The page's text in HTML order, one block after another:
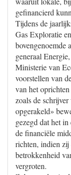
gefinancierd
Tijdens de
Gas Exploratie
bovengenoemde
generaal
Ministerie van
voorstellen van
van het
zoals de
opgerakeld»
gezegd dat het
de financiële
richten, indien
betrokkenheid
vergroten.